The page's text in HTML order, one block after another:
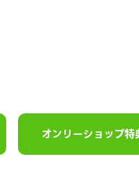
オンリーショップ特